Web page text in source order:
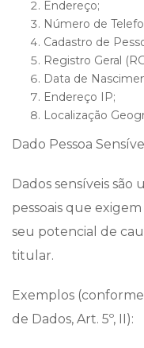
Endereço;
Número de
Cadastro de
Registro Geral
Data de
Endereço IP;
Localização
Dado Pessoa Sensível
Dados sensíveis
pessoais que
seu potencial de
titular.
Exemplos
de Dados, Art. 5º, II):